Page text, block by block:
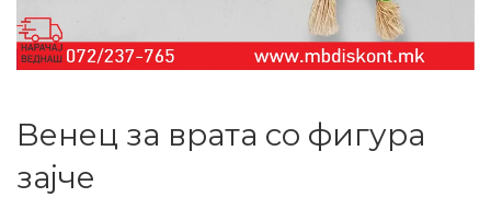
Венец за врата со фигура
зајче